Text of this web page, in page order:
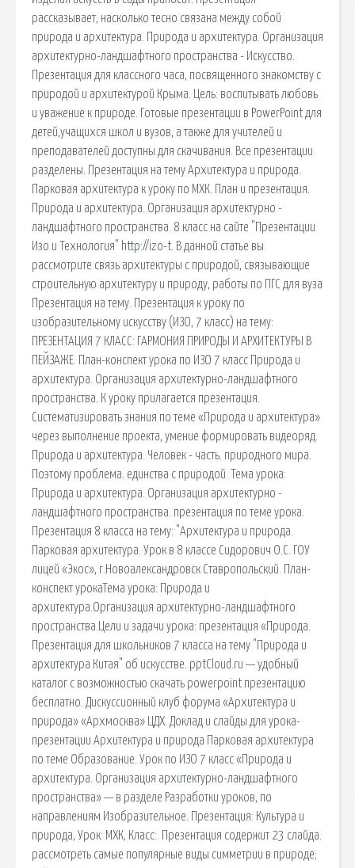
рассказывает, насколько тесно связана между собой
природа и архитектура. Природа и архитектура. Организация
архитектурно-ландшафтного пространства - Искусство.
Презентация для классного часа, посвященного знакомству с
природой и архитектурой Крыма. Цель: воспитывать любовь
и уважение к природе. Готовые презентации в PowerPoint для
детей,учащихся школ и вузов, а также для учителей и
преподавателей доступны для скачивания. Все презентации
разделены. Презентация на тему Архитектура и природа.
Парковая архитектура к уроку по МХК. План и презентация.
Природа и архитектура. Организация архитектурно -
ландшафтного пространства. 8 класс на сайте "Презентации
Изо и Технология" http://izo-t. В данной статье вы
рассмотрите связь архитектуры с природой, связывающие
строительную архитектуру и природу, работы по ПГС для вуза
Презентация на тему. Презентация к уроку по
изобразительному искусству (ИЗО, 7 класс) на тему:
ПРЕЗЕНТАЦИЯ 7 КЛАСС: ГАРМОНИЯ ПРИРОДЫ И АРХИТЕКТУРЫ В
ПЕЙЗАЖЕ. План-конспект урока по ИЗО 7 класс Природа и
архитектура. Организация архитектурно-ландшафтного
пространства. К уроку прилагается презентация.
Систематизировать знания по теме «Природа и архитектура»
через выполнение проекта, умение формировать видеоряд.
Природа и архитектура. Человек - часть. природного мира.
Поэтому проблема. единства с природой. Тема урока:
Природа и архитектура. Организация архитектурно -
ландшафтного пространства. презентация по теме урока.
Презентация 8 класса на тему: "Архитектура и природа.
Парковая архитектура. Урок в 8 классе Сидорович О.С. ГОУ
лицей «Экос», г.Новоалександровск Ставропольский. План-
конспект урокаТема урока: Природа и
архитектура.Организация архитектурно-ландшафтного
пространства.Цели и задачи урока: презентация «Природа.
Презентация для школьников 7 класса на тему "Природа и
архитектура Китая" об искусстве. pptCloud.ru — удобный
каталог с возможностью скачать powerpoint презентацию
бесплатно. Дискуссионный клуб форума «Архитектура и
природа» «Архмосква» ЦДХ. Доклад и слайды для урока-
презентации Архитектура и природа Парковая архитектура
по теме Образование. Урок по ИЗО 7 класс «Природа и
архитектура. Организация архитектурно-ландшафтного
пространства» — в разделе Разработки уроков, по
направлениям Изобразительное. Презентация: Культура и
природа, Урок: МХК, Класс:. Презентация содержит 23 слайда.
рассмотреть самые популярные виды симметрии в природе;